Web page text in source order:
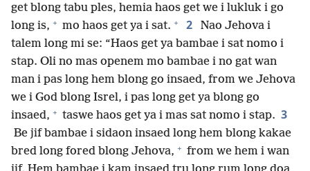
get blong tabu ples, hemia haos get we i lukluk i go
long is, + mo haos get ya i sat. + 2
Nao Jehova i
talem long mi se: “Haos get ya bambae i sat nomo i
stap. Oli no mas openem mo bambae i no gat wan
man i pas long hem blong go insaed, from we Jehova
we i God blong Isrel, i pas long get ya blong go
insaed, + taswe haos get ya i mas sat nomo i stap. 3
Be jif bambae i sidaon insaed long hem blong kakae
bred long fored blong Jehova, + from we hem i wan